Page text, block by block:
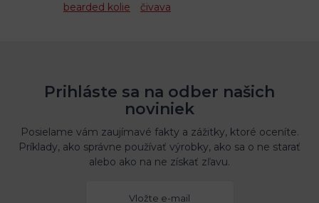
bearded kolie
čivava
Prihláste sa na odber našich
noviniek
Posielame vám zaujímavé fakty a zážitky, ktoré oceníte.
Príklady, ako správne používať výrobky, ako sa o ne starať
alebo ako na ne získať zľavu.